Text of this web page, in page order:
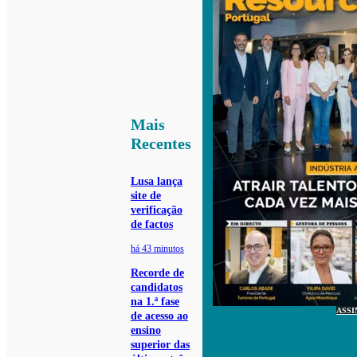
Mais
Recentes
Lusa lança
site de
verificação
de factos
há 43 minutos
Recorde de
candidatos
na 1.ª fase
de acesso ao
ensino
superior das